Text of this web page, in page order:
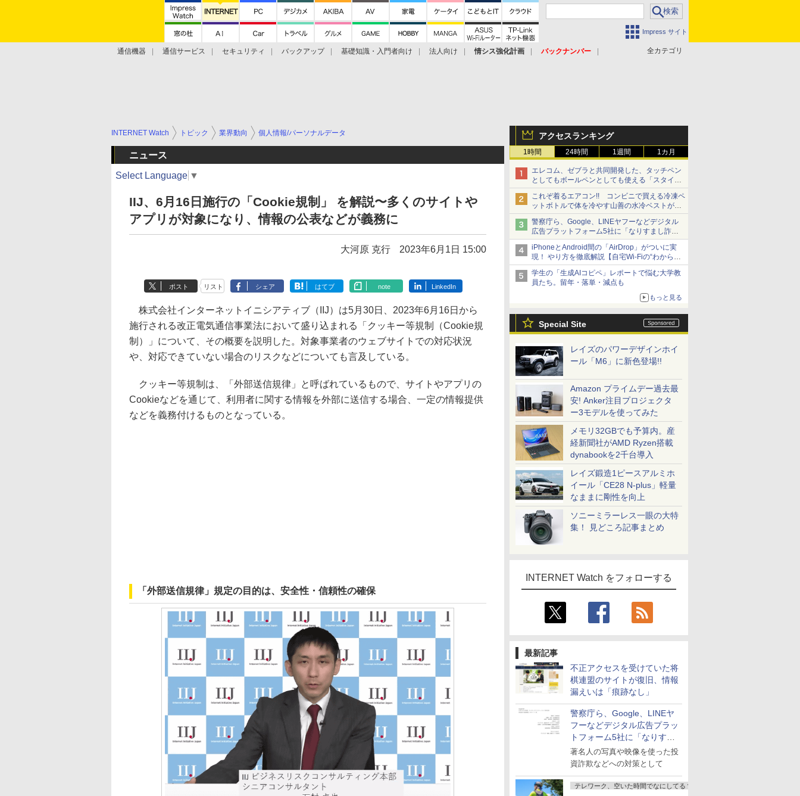
Impress サイト
全カテゴリ
通信機器 通信サービス セキュリティ バックアップ 基礎知識・入門者向け 法人向け 情シス強化計画
バックナンバー
アクセスランキング
1時間 24時間 1週間 1カ月
エレコム、ゼブラと共同開発した、タッチペン
としてもボールペンとしても使える「スタイラ
スツーウェイ」発売 iPadにも紙にも、持ち替
えずに書き込める
これぞ着るエアコン!! コンビニで買える冷凍ペ
ットボトルで体を冷やす山善の水冷ベストがロ
ードバイクにちょうどいい【ぼっち・ざ・ろー
ど！その14】【空いた時間でなにしてる？】
警察庁ら、Google、LINEヤフーなどデジタル
広告プラットフォーム5社に「なりすまし詐欺
広告」対策強化を要請 著名人の写真や映像を
使った投資詐欺などへの対策として
iPhoneとAndroid間の「AirDrop」がついに実
現！ やり方を徹底解説【自宅Wi-Fiの“わからな
い”をスッキリ！】
学生の「生成AIコピペ」レポートで悩む大学教
員たち。留年・落単・減点も
もっと見る
Special Site
レイズのパワーデザインホイ
ール「M6」に新色登場!!
Amazon プライムデー過去最
安! Anker注目プロジェクタ
ー3モデルを使ってみた
メモリ32GBでも予算内。産
経新聞社がAMD Ryzen搭載
dynabookを2千台導入
レイズ鍛造1ピースアルミホ
イール「CE28 N-plus」軽量
なままに剛性を向上
ソニーミラーレス一眼の大特
集！ 見どころ記事まとめ
INTERNET Watch をフォローする
最新記事
不正アクセスを受けていた将
棋連盟のサイトが復旧、情報
漏えいは「痕跡なし」
警察庁ら、Google、LINEヤ
フーなどデジタル広告プラッ
トフォーム5社に「なりすま
し詐欺広告」対策強化を要請
著名人の写真や映像を使った投
資詐欺などへの対策として
テレワーク、空いた時間でなにしてる？
INTERNET Watch トピック 業界動向 個人情報/パーソナルデータ
ニュース
Select Language ▼
IIJ、6月16日施行の「Cookie規制」 を解説〜多くのサイトや
アプリが対象になり、情報の公表などが義務に
大河原 克行 2023年6月1日 15:00
ポスト リスト シェア はてブ note LinkedIn
株式会社インターネットイニシアティブ（IIJ）は5月30日、2023年6月16日から
施行される改正電気通信事業法において盛り込まれる「クッキー等規制（Cookie規
制）」について、その概要を説明した。対象事業者のウェブサイトでの対応状況
や、対応できていない場合のリスクなどについても言及している。
クッキー等規制は、「外部送信規律」と呼ばれているもので、サイトやアプリの
Cookieなどを通じて、利用者に関する情報を外部に送信する場合、一定の情報提供
などを義務付けるものとなっている。
「外部送信規律」規定の目的は、安全性・信頼性の確保